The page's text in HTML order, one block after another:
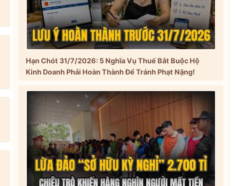
Hạn Chót 31/7/2026: 5 Nghĩa Vụ Thuế Bắt Buộc Hộ
Kinh Doanh Phải Hoàn Thành Để Tránh Phạt Nặng!